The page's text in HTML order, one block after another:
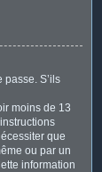
passe. S’ils
moins de 13
que
ou par un
information